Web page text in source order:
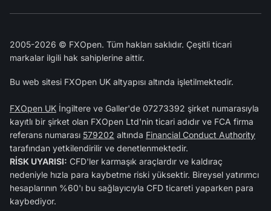
2005-2026 © FXOpen. Tüm hakları saklıdır. Çeşitli ticari
markalar ilgili hak sahiplerine aittir.
Bu web sitesi FXOpen UK altyapısı altında işletilmektedir.
FXOpen UK İngiltere ve Galler'de 07273392 şirket numarasıyla
kayıtlı bir şirket olan FXOpen Ltd'nin ticari adıdır ve FCA firma
referans numarası 579202 altında Financial Conduct Authority
tarafından yetkilendirilir ve denetlenmektedir.
RİSK UYARISI: CFD'ler karmaşık araçlardır ve kaldıraç
nedeniyle hızla para kaybetme riski yüksektir. Bireysel yatırımcı
hesaplarının %60'ı bu sağlayıcıyla CFD ticareti yaparken para
kaybediyor.